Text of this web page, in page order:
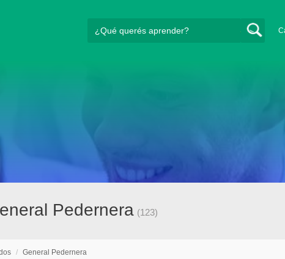
Pedernera (123)
/ General Pedernera